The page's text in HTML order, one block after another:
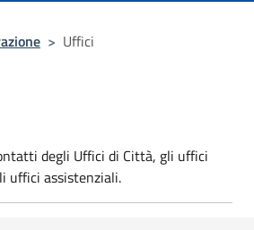
> Uffici
degli Uffici di Città, gli uffici
uffici assistenziali.